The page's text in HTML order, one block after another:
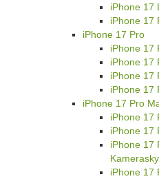
iPhone 17
iPhone 17
iPhone 17 Pro
iPhone 17
iPhone 17
iPhone 17
iPhone 17
iPhone 17 Pro
iPhone 17
iPhone 17
iPhone 17
iPhone 17